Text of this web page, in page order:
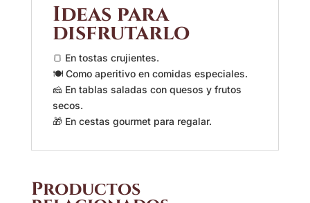
Ideas para
disfrutarlo
🍞 En tostas crujientes.
🍽️ Como aperitivo en comidas especiales.
🧀 En tablas saladas con quesos y frutos
secos.
🎁 En cestas gourmet para regalar.
Productos